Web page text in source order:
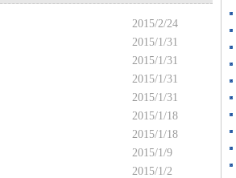
2015/2/24
2015/1/31
2015/1/31
2015/1/31
2015/1/31
2015/1/18
2015/1/18
2015/1/9
2015/1/2